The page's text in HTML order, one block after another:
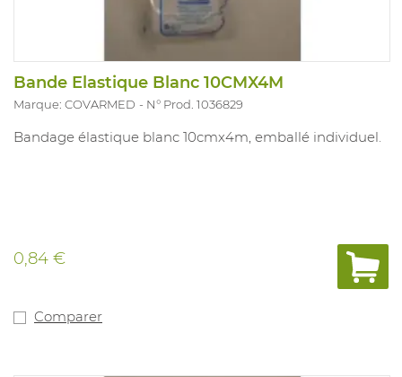
Bande Elastique Blanc 10CMX4M
Marque: COVARMED N° Prod. 1036829
Bandage élastique blanc 10cmx4m, emballé individuel.
0,84 €
Comparer